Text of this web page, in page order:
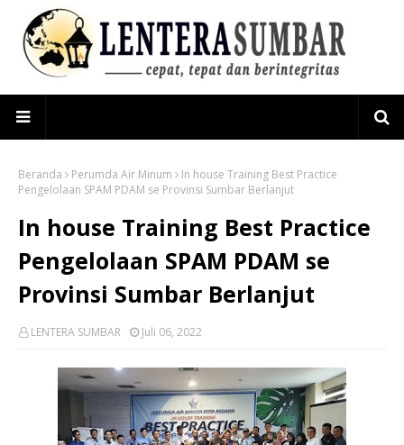
Beranda Perumda Air Minum
In house Training Best Practice
Pengelolaan SPAM PDAM se Provinsi Sumbar Berlanjut
In house Training Best Practice
Pengelolaan SPAM PDAM se
Provinsi Sumbar Berlanjut
LENTERA SUMBAR Juli 06, 2022